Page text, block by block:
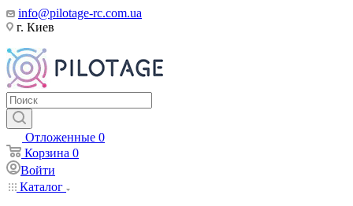
info@pilotage-rc.com.ua
г. Киев
Отложенные 0
Корзина 0
Войти
Каталог